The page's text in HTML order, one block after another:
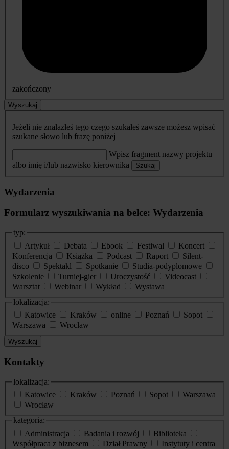
zakończony
Wyszukaj
Jeżeli nie znalazłeś tego czego szukałeś zawsze możesz wpisać
szukane słowo lub frazę poniżej
Wpisz fragment nazwy projektu
albo imię i/lub nazwisko kierownika
Szukaj
Wydarzenia
Formularz wyszukiwania na belce: Wydarzenia
typ:
Artykuł
Debata Ebook Festiwal
Koncert
Konferencja
Książka Podcast Raport
Silent-
disco
Spektakl Spotkanie
Studia-podyplomowe
Szkolenie
Turniej-gier Uroczystość
Videocast
Warsztat
Webinar Wykład
Wystawa
lokalizacja:
Katowice
Kraków online Poznań
Sopot
Warszawa
Wrocław
Wyszukaj
Kontakty
lokalizacja:
Katowice
Kraków Poznań Sopot
Warszawa
Wrocław
kategoria:
Administracja
Badania i rozwój
Biblioteka
Współpraca z biznesem
Dział Prawny
Instytuty i centra